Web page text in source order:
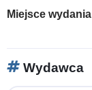
Miejsce wydania
Wydawca